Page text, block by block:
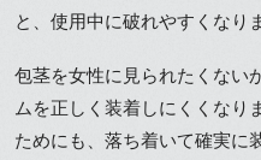
と、使用中に破れやすくなり
包茎を女性に見られたくない
ムを正しく装着しにくくなり
ためにも、落ち着いて確実に